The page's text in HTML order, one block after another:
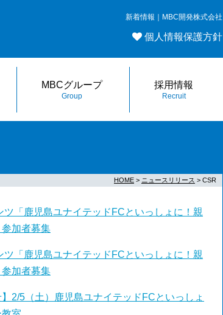
新着情報｜MBC開発株式会社
個人情報保護方針
MBCグループ
Group
採用情報
Recruit
HOME > ニュースリリース > CSR
ツ「鹿児島ユナイテッドFCといっしょに！親
加者募集
ツ「鹿児島ユナイテッドFCといっしょに！親
加者募集
】2/5（土）鹿児島ユナイテッドFCといっしょ